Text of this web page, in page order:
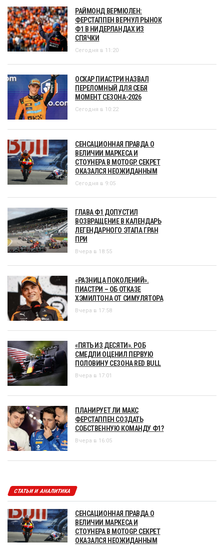
РАЙМОНД ВЕРМЮЛЕН:
ФЕРСТАППЕН ВЕРНУЛ РЫНОК
Ф1 В НИДЕРЛАНДАХ ИЗ
СПЯЧКИ
Сегодня в 11:20
ОСКАР ПИАСТРИ НАЗВАЛ
ПЕРЕЛОМНЫЙ ДЛЯ СЕБЯ
МОМЕНТ СЕЗОНА-2026
Сегодня в 10:22
СЕНСАЦИОННАЯ ПРАВДА О
ВЕЛИЧИИ МАРКЕСА И
СТОУНЕРА В MOTOGP. СЕКРЕТ
ОКАЗАЛСЯ НЕОЖИДАННЫМ
Сегодня в 9:05
ГЛАВА Ф1 ДОПУСТИЛ
ВОЗВРАЩЕНИЕ В КАЛЕНДАРЬ
ЛЕГЕНДАРНОГО ЭТАПА ГРАН
ПРИ
Вчера в 18:55
«РАЗНИЦА ПОКОЛЕНИЙ».
ПИАСТРИ – ОБ ОТКАЗЕ
ХЭМИЛТОНА ОТ СИМУЛЯТОРА
Вчера в 17:58
«ПЯТЬ ИЗ ДЕСЯТИ». РОБ
СМЕДЛИ ОЦЕНИЛ ПЕРВУЮ
ПОЛОВИНУ СЕЗОНА RED BULL
Вчера в 17:01
ПЛАНИРУЕТ ЛИ МАКС
ФЕРСТАППЕН СОЗДАТЬ
СОБСТВЕННУЮ КОМАНДУ Ф1?
Вчера в 16:05
СТАТЬИ И АНАЛИТИКА
СЕНСАЦИОННАЯ ПРАВДА О
ВЕЛИЧИИ МАРКЕСА И
СТОУНЕРА В MOTOGP. СЕКРЕТ
ОКАЗАЛСЯ НЕОЖИДАННЫМ